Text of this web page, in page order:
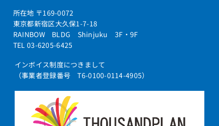
所在地 〒169-0072
東京都新宿区大久保1-7-18
RAINBOW BLDG Shinjuku 3F・9F
TEL 03-6205-6425
インボイス制度につきまして
（事業者登録番号 T6-0100-0114-4905）